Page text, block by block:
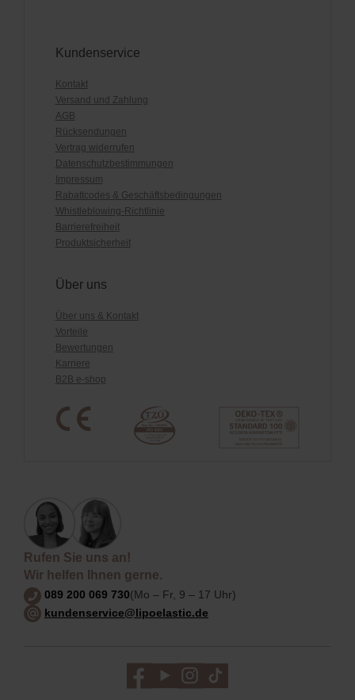
Kundenservice
Kontakt
Versand und Zahlung
AGB
Rücksendungen
Vertrag widerrufen
Datenschutzbestimmungen
Impressum
Rabattcodes & Geschäftsbedingungen
Whistleblowing-Richtlinie
Barrierefreiheit
Produktsicherheit
Über uns
Über uns & Kontakt
Vorteile
Bewertungen
Karriere
B2B e-shop
Rufen Sie uns an!
Wir helfen Ihnen gerne.
089 200 069 730(Mo – Fr, 9 – 17 Uhr)
kundenservice@lipoelastic.de